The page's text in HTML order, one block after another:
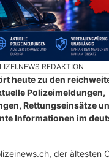
REDAKTION
heute zu den
Polizeimeldungen,
Rettungseinsätze
Informationen im
der ältesten